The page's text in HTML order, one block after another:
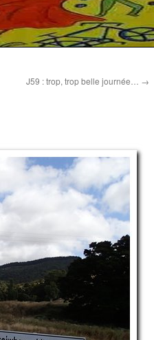
J59 : trop, trop belle journée… →